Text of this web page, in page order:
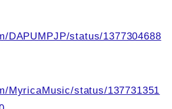
DAPUMPJP/status/1377304688
MyricaMusic/status/137731351